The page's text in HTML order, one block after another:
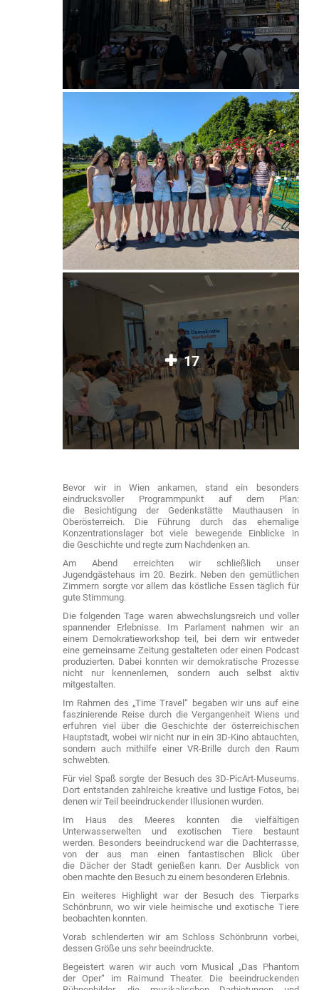
17
Bevor wir in Wien ankamen, stand ein besonders
eindrucksvoller Programmpunkt auf dem Plan:
die Besichtigung der Gedenkstätte Mauthausen in
Oberösterreich. Die Führung durch das ehemalige
Konzentrationslager bot viele bewegende Einblicke in
die Geschichte und regte zum Nachdenken an.
Am Abend erreichten wir schließlich unser
Jugendgästehaus im 20. Bezirk. Neben den gemütlichen
Zimmern sorgte vor allem das köstliche Essen täglich für
gute Stimmung.
Die folgenden Tage waren abwechslungsreich und voller
spannender Erlebnisse. Im Parlament nahmen wir an
einem Demokratieworkshop teil, bei dem wir entweder
eine gemeinsame Zeitung gestalteten oder einen Podcast
produzierten. Dabei konnten wir demokratische Prozesse
nicht nur kennenlernen, sondern auch selbst aktiv
mitgestalten.
Im Rahmen des „Time Travel“ begaben wir uns auf eine
faszinierende Reise durch die Vergangenheit Wiens und
erfuhren viel über die Geschichte der österreichischen
Hauptstadt, wobei wir nicht nur in ein 3D-Kino abtauchten,
sondern auch mithilfe einer VR-Brille durch den Raum
schwebten.
Für viel Spaß sorgte der Besuch des 3D-PicArt-Museums.
Dort entstanden zahlreiche kreative und lustige Fotos, bei
denen wir Teil beeindruckender Illusionen wurden.
Im Haus des Meeres konnten die vielfältigen
Unterwasserwelten und exotischen Tiere bestaunt
werden. Besonders beeindruckend war die Dachterrasse,
von der aus man einen fantastischen Blick über
die Dächer der Stadt genießen kann. Der Ausblick von
oben machte den Besuch zu einem besonderen Erlebnis.
Ein weiteres Highlight war der Besuch des Tierparks
Schönbrunn, wo wir viele heimische und exotische Tiere
beobachten konnten.
Vorab schlenderten wir am Schloss Schönbrunn vorbei,
dessen Größe uns sehr beeindruckte.
Begeistert waren wir auch vom Musical „Das Phantom
der Oper“ im Raimund Theater. Die beeindruckenden